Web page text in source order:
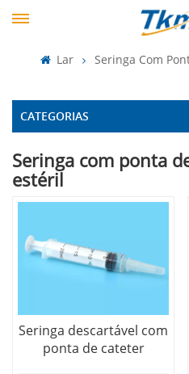
Lar Seringa Com
CATEGORIAS
Seringa com ponta
estéril
Seringa descartável com
ponta de cateter